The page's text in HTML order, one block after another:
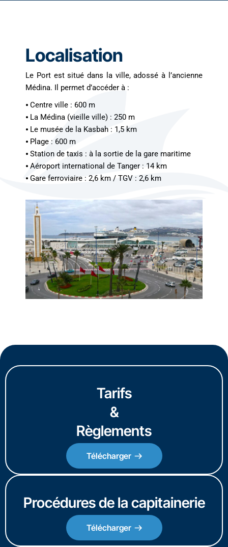
Localisation
Le Port est situé dans la ville, adossé à l’ancienne
Médina. Il permet d’accéder à :
⦁ Centre ville : 600 m
⦁ La Médina (vieille ville) : 250 m
⦁ Le musée de la Kasbah : 1,5 km
⦁ Plage : 600 m
⦁ Station de taxis : à la sortie de la gare maritime
⦁ Aéroport international de Tanger : 14 km
⦁ Gare ferroviaire : 2,6 km / TGV : 2,6 km
Tarifs
&
Règlements
Télécharger
Procédures de la capitainerie
Télécharger